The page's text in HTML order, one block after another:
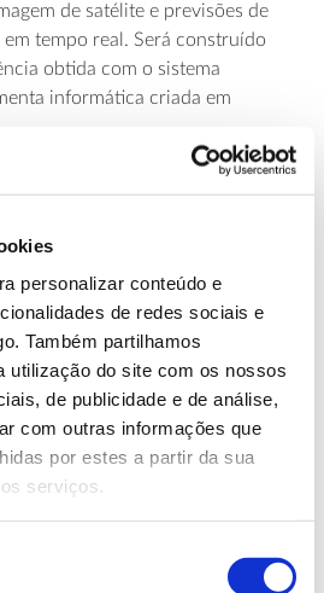
personalizar conteúdo e
de redes sociais e
Também partilhamos
utilização do site com os nossos
de publicidade e de análise,
com outras informações que
por estes a partir da sua
serviços.
de satélite e previsões de
tempo real. Será construído
obtida com o sistema
informática criada em
para melhorar a
no combate ao fogo.
a região do Médio-Tejo
para todo o
de Aveiro, UNL –